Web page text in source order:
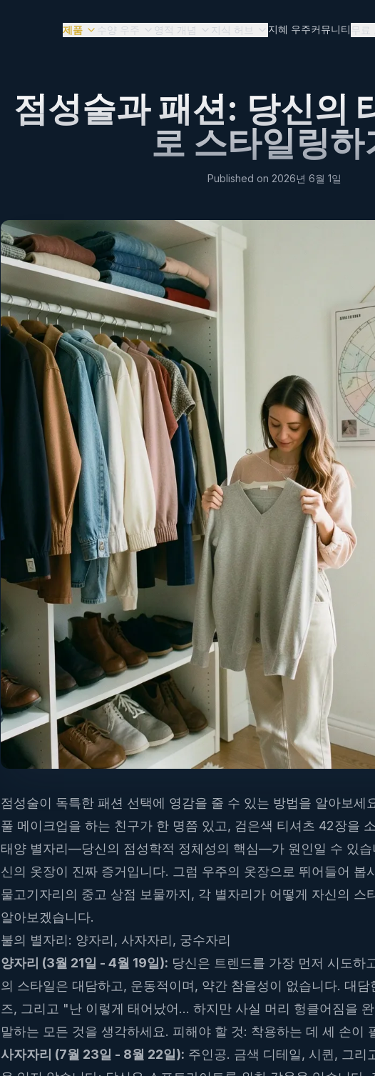
제품 수양 우주 영적 개념 지식 허브 지혜 우주커뮤니티 무료
점성술과 패션: 당신의
로 스타일링하
Published on 2026년 6월 1일
점성술이 독특한 패션 선택에 영감을 줄 수 있는 방법을 알아보세
풀 메이크업을 하는 친구가 한 명쯤 있고, 검은색 티셔츠 42장을
태양 별자리—당신의 점성학적 정체성의 핵심—가 원인일 수 있
신의 옷장이 진짜 증거입니다. 그럼 우주의 옷장으로 뛰어들어 봅
물고기자리의 중고 상점 보물까지, 각 별자리가 어떻게 자신의 스
알아보겠습니다.
불의 별자리: 양자리, 사자자리, 궁수자리
양자리 (3월 21일 - 4월 19일): 당신은 트렌드를 가장 먼저 시도하
의 스타일은 대담하고, 운동적이며, 약간 참을성이 없습니다. 대
즈, 그리고 "난 이렇게 태어났어... 하지만 사실 머리 헝클어짐을
말하는 모든 것을 생각하세요. 피해야 할 것: 착용하는 데 세 손이
사자자리 (7월 23일 - 8월 22일): 주인공. 금색 디테일, 시퀸, 그리